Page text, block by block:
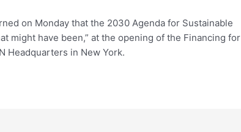
on Monday that the 2030 Agenda for Sustainable
might have been,” at the opening of the Financing for
Headquarters in New York.